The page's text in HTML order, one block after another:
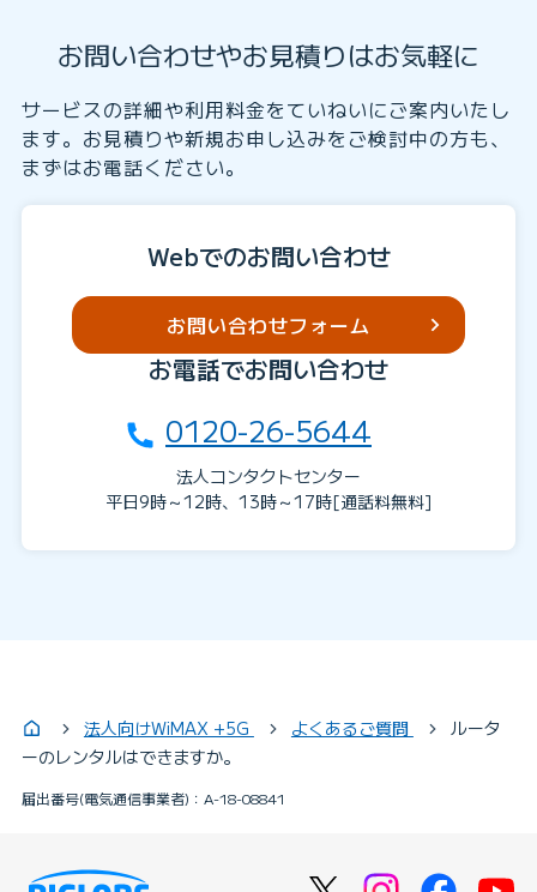
お問い合わせやお見積りはお気軽に
サービスの詳細や利用料金をていねいにご案内いたし
ます。お見積りや新規お申し込みをご検討中の方も、
まずはお電話ください。
Webでのお問い合わせ
お問い合わせフォーム
お電話でお問い合わせ
0120-26-5644
法人コンタクトセンター
平日9時～12時、13時～17時[通話料無料]
法人向けWiMAX +5G よくあるご質問
ルータ
ーのレンタルはできますか。
届出番号(電気通信事業者)：A-18-08841